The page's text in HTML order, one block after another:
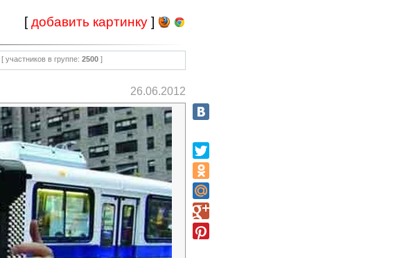
[добавить картинку ]
[ участников в группе: 2500]
26.06.2012